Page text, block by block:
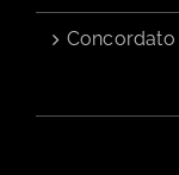
Concordato